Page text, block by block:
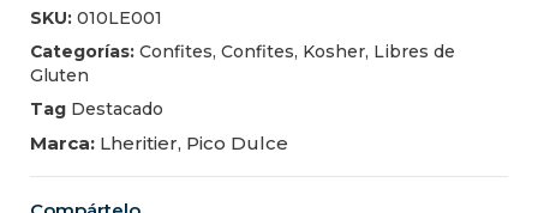
SKU: 010LE001
Categorías: Confites, Confites, Kosher, Libres de
Gluten
Tag Destacado
Marca: Lheritier, Pico Dulce